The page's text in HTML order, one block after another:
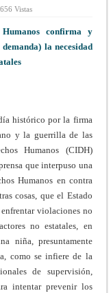
656 Vistas
confirma y
la necesidad
histórico por la firma
y la guerrilla de las
Humanos (CIDH)
que interpuso una
Humanos en contra
cosas, que el Estado
violaciones no
no estatales, en
niña, presuntamente
como se infiere de la
de supervisión,
intentar prevenir los